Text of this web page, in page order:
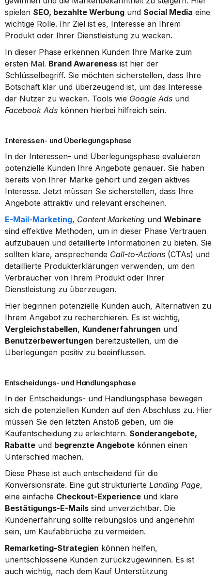
spielen SEO, bezahlte Werbung und Social Media eine
wichtige Rolle. Ihr Ziel ist es, Interesse an Ihrem
Produkt oder Ihrer Dienstleistung zu wecken.
In dieser Phase erkennen Kunden Ihre Marke zum
ersten Mal. Brand Awareness ist hier der
Schlüsselbegriff. Sie möchten sicherstellen, dass Ihre
Botschaft klar und überzeugend ist, um das Interesse
der Nutzer zu wecken. Tools wie Google Ads
Facebook Ads können hierbei hilfreich sein.
Interessen- und Überlegungsphase
In der Interessen- und Überlegungsphase evaluieren
potenzielle Kunden Ihre Angebote genauer. Sie haben
bereits von Ihrer Marke gehört und zeigen aktives
Interesse. Jetzt müssen Sie sicherstellen, dass Ihre
Angebote attraktiv und relevant erscheinen.
E-Mail-Marketing, Content Marketing und Webinare
sind effektive Methoden, um in dieser Phase Vertrauen
aufzubauen und detaillierte Informationen zu bieten. Sie
sollten klare, ansprechende Call-to-Actions (CTAs) und
detaillierte Produkterklärungen verwenden, um den
Verbraucher von Ihrem Produkt oder Ihrer
Dienstleistung zu überzeugen.
Hier beginnen potenzielle Kunden auch, Alternativen zu
Vergleichstabellen, Kundenerfahrungen
Benutzerbewertungen bereitzustellen, um die
Überlegungen positiv zu beeinflussen.
Entscheidungs- und Handlungsphase
In der Entscheidungs- und Handlungsphase bewegen
sich die potenziellen Kunden auf den Abschluss zu. Hier
müssen Sie den letzten Anstoß geben, um die
Kaufentscheidung zu erleichtern. Sonderangebote,
Rabatte und begrenzte Angebote können einen
Unterschied machen.
Diese Phase ist auch entscheidend für die
Konversionsrate. Eine gut strukturierte Landing Page,
eine einfache Checkout-Experience
Bestätigungs-E-Mails sind unverzichtbar. Die
Kundenerfahrung sollte reibungslos und angenehm
sein, um Kaufabbrüche zu vermeiden.
Remarketing-Strategien können helfen,
unentschlossene Kunden zurückzugewinnen. Es ist
auch wichtig, nach dem Kauf Unterstützung